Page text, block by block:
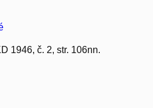
1946, č. 2, str. 106nn.